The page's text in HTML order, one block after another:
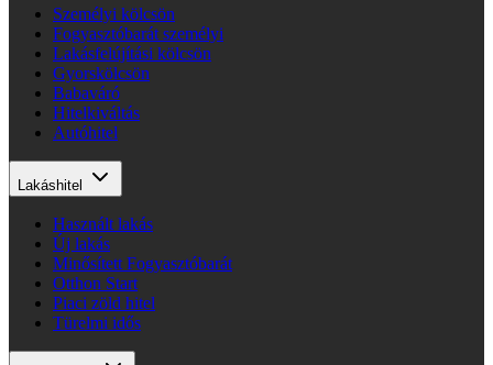
Személyi kölcsön
Fogyasztóbarát személyi
Lakásfelújítási kölcsön
Gyorskölcsön
Babaváró
Hitelkiváltás
Autóhitel
Lakáshitel
Használt lakás
Új lakás
Minősített Fogyasztóbarát
Otthon Start
Piaci zöld hitel
Türelmi idős